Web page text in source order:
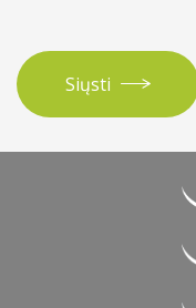
Siųsti